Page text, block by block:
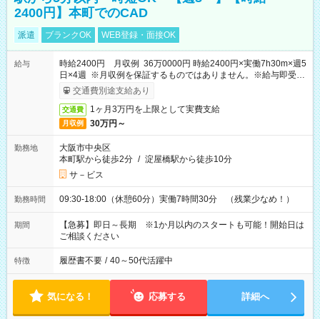
2400円】本町でのCAD
派遣 ブランクOK WEB登録・面接OK
給与
時給2400円 月収例 36万0000円 時給2400円×実働7h30m×週5
日×4週 ※月収例を保証するものではありません。※給与即受取
りサービス利用可（利用条件有）
交通費別途支給あり
交通費 1ヶ月3万円を上限として実費支給
月収例 30万円～
勤務地
大阪市中央区
本町駅から徒歩2分 / 淀屋橋駅から徒歩10分
サ－ビス
勤務時間 09:30-18:00（休憩60分）実働7時間30分 （残業少なめ！）
期間
【急募】即日～長期 ※1か月以内のスタートも可能！開始日は
ご相談ください
特徴 履歴書不要 / 40～50代活躍中
気になる！ 応募する 詳細へ